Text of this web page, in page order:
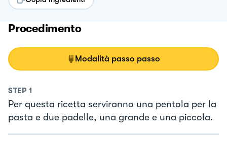
Procedimento
Modalità passo passo
STEP 1
Per questa ricetta serviranno una pentola per la
pasta e due padelle, una grande e una piccola.